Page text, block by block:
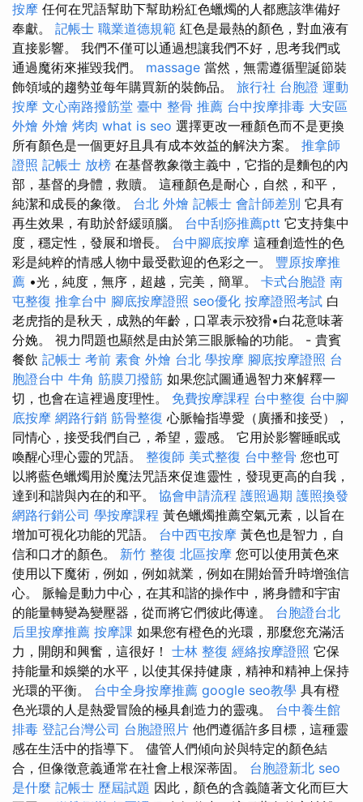
按摩 任何在咒語幫助下幫助粉紅色蠟燭的人都應該準備好
奉獻。 記帳士 職業道德規範 紅色是最熱的顏色，對血液有
直接影響。 我們不僅可以通過想讓我們不好，思考我們或
通過魔術來摧毀我們。 massage 當然，無需遵循聖誕節裝
飾領域的趨勢並每年購買新的裝飾品。 旅行社 台胞證 運動
按摩 文心南路撥筋堂 臺中 整骨 推薦 台中按摩排毒 大安區
外燴 外燴 烤肉 what is seo 選擇更改一種顏色而不是更換
所有顏色是一個更好且具有成本效益的解決方案。 推拿師
證照 記帳士 放榜 在基督教象徵主義中，它指的是麵包的內
部，基督的身體，救贖。 這種顏色是耐心，自然，和平，
純潔和成長的象徵。 台北 外燴 記帳士 會計師差別 它具有
再生效果，有助於舒緩頭腦。 台中刮痧推薦ptt 它支持集中
度，穩定性，發展和增長。 台中腳底按摩 這種創造性的色
彩是純粹的情感人物中最受歡迎的色彩之一。 豐原按摩推
薦 •光，純度，無序，超越，完美，簡單。 卡式台胞證 南
屯整復 推拿台中 腳底按摩證照 seo優化 按摩證照考試 白
老虎指的是秋天，成熟的年齡，口罩表示狡猾•白花意味著
分娩。 視力問題也顯然是由於第三眼脈輪的功能。 - 貴賓
餐飲 記帳士 考前 素食 外燴 台北 學按摩 腳底按摩證照 台
胞證台中 牛角 筋膜刀撥筋 如果您試圖通過智力來解釋一
切，也會在這裡過度理性。 免費按摩課程 台中整復 台中腳
底按摩 網路行銷 筋骨整復 心脈輪指導愛（廣播和接受），
同情心，接受我們自己，希望，靈感。 它用於影響睡眠或
喚醒心理心靈的咒語。 整復師 美式整復 台中整骨 您也可
以將藍色蠟燭用於魔法咒語來促進靈性，發現更高的自我，
達到和諧與內在的和平。 協會申請流程 護照過期 護照換發
網路行銷公司 學按摩課程 黃色蠟燭推薦空氣元素，以旨在
增加可視化功能的咒語。 台中西屯按摩 黃色也是智力，自
信和口才的顏色。 新竹 整復 北區按摩 您可以使用黃色來
使用以下魔術，例如，例如就業，例如在開始晉升時增強信
心。 脈輪是動力中心，在其和諧的操作中，將身體和宇宙
的能量轉變為變壓器，從而將它們彼此傳達。 台胞證台北
后里按摩推薦 按摩課 如果您有橙色的光環，那麼您充滿活
力，開朗和興奮，這很好！ 士林 整復 經絡按摩證照 它保
持能量和娛樂的水平，以使其保持健康，精神和精神上保持
光環的平衡。 台中全身按摩推薦 google seo教學 具有橙
色光環的人是熱愛冒險的極具創造力的靈魂。 台中養生館
排毒 登記台灣公司 台胞證照片 他們遵循許多目標，這種靈
感在生活中的指導下。 儘管人們傾向於與特定的顏色結
合，但像徵意義通常在社會上根深蒂固。 台胞證新北 seo
是什麼 記帳士 歷屆試題 因此，顏色的含義隨著文化而巨大